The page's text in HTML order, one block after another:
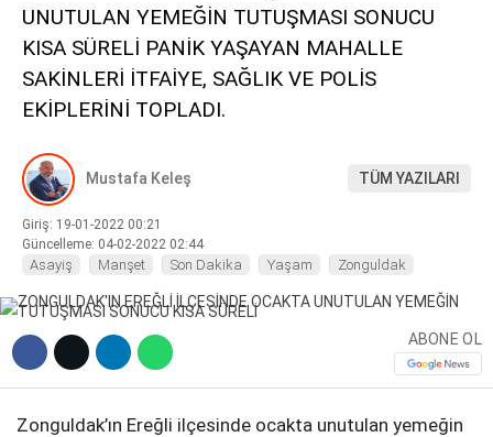
SAĞLIK
POLITIKA
ASAYIŞ
UNUTULAN YEMEĞİN TUTUŞMASI SONUCU
KISA SÜRELİ PANİK YAŞAYAN MAHALLE
SAKİNLERİ İTFAİYE, SAĞLIK VE POLİS
EKİPLERİNİ TOPLADI.
Mustafa Keleş TÜM YAZILARI
Giriş: 19-01-2022 00:21
Güncelleme: 04-02-2022 02:44
Asayiş Manşet Son Dakika Yaşam Zonguldak
ABONE OL
Zonguldak’ın Ereğli ilçesinde ocakta unutulan yemeğin